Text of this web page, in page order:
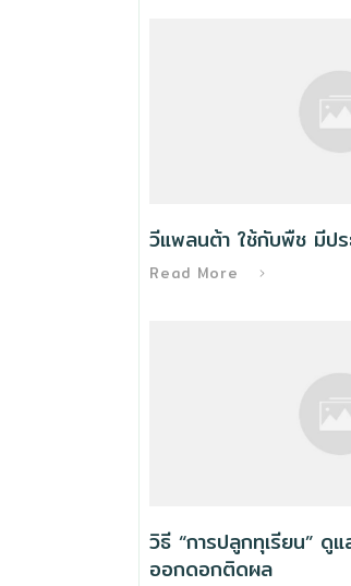
วีแพลนต้า ใช้กับพืช มีปร
Read More
วิธี “การปลูกทุเรียน” ดู
ออกดอกติดผล